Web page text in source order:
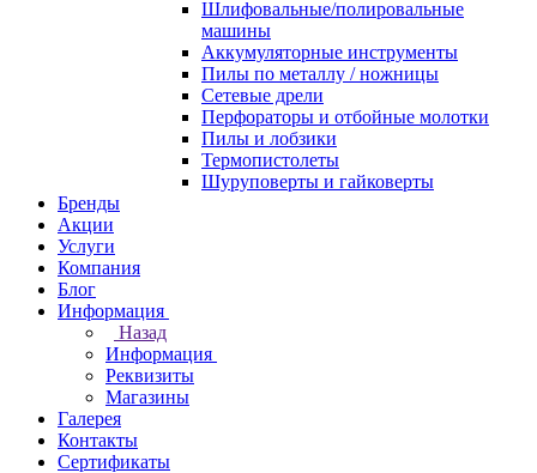
Шлифовальные/полировальные
машины
Аккумуляторные инструменты
Пилы по металлу / ножницы
Сетевые дрели
Перфораторы и отбойные молотки
Пилы и лобзики
Термопистолеты
Шуруповерты и гайковерты
Бренды
Акции
Услуги
Компания
Блог
Информация
Назад
Информация
Реквизиты
Магазины
Галерея
Контакты
Сертификаты